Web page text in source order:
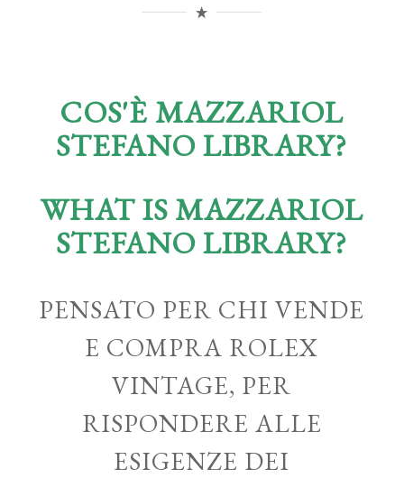
COS'È MAZZARIOL
STEFANO LIBRARY?
WHAT IS MAZZARIOL
STEFANO LIBRARY?
PENSATO PER CHI VENDE
E COMPRA ROLEX
VINTAGE, PER
RISPONDERE ALLE
ESIGENZE DEI